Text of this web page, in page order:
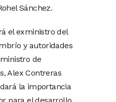
Sánchez.
el exministro del
y autoridades
de
Alex Contreras
la importancia